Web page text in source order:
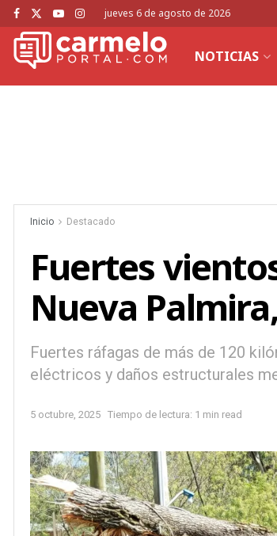
jueves 6 de agosto de 2026
NOTICIAS
Inicio Destacado
Fuertes
Nueva
Fuertes ráfagas de más de 120
eléctricos y daños estructurales
5 octubre, 2025 Tiempo de lectura: 1 min read